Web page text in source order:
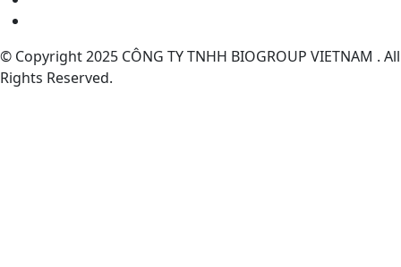
© Copyright 2025 CÔNG TY TNHH BIOGROUP VIETNAM . All
Rights Reserved.